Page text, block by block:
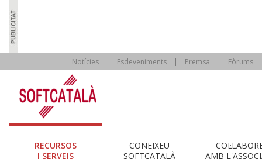
Notícies Esdeveniments Premsa Fòrums
RECURSOS
I SERVEIS
CONEIXEU
SOFTCATALÀ
AMB